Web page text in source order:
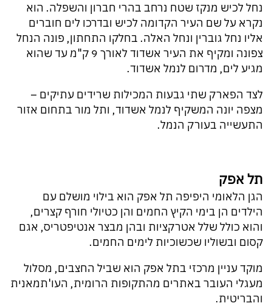
נחל לכיש מנקז שטח נרחב בהרי חברון והשפלה. הוא
נקרא על שם העיר הקדומה לכיש ובדרכו לים חוברים
אליו נחל גוברין ונחל האלה. בחלקו התחתון, פונה הנחל
צפונה ומקיף את העיר אשדוד לאורך 9 ק"מ עד שהוא
מגיע לים, מדרום לנמל אשדוד.
לצד הפארק שתי גבעות המכילות שרידים עתיקים –
מצפה יונה המשקיף לנמל אשדוד, ותל מור בתחום אזור
התעשייה בעורק הנמל.
תל אפק
הגן הלאומי היפיפה תל אפק הוא בילוי מושלם עם
הילדים הן בימי הקיץ החמים והן כטיולי חורף קצרים,
והוא כולל שלל אטרקציות ובהן מבצר אנטיפטריס, אגם
קסום ובשוליו שכשוכיות לימים החמים.
מוקד עניין מרכזי בתל אפק הוא שביל החצבים, מסלול
מעגלי העובר באתרים מהתקופות הרומית, העו'תמאנית
והבריטית.